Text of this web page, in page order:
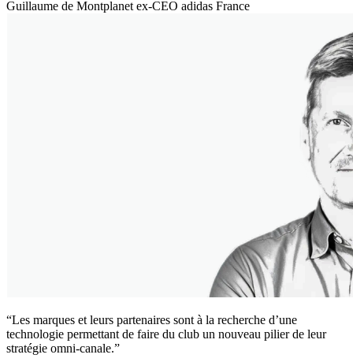
Guillaume de Montplanet ex-CEO adidas France
“Les marques et leurs partenaires sont à la recherche d’une
technologie permettant de faire du club un nouveau pilier de leur
stratégie omni-canale.”